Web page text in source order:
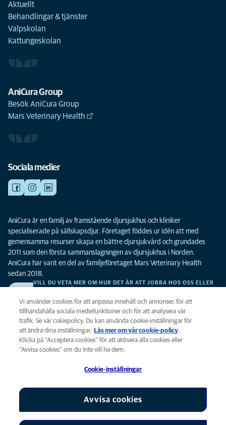
Aktuellt
Behandlingar & tjänster
Valpskolan
Kattungeskolan
AniCura Group
Besök AniCura Group
Mars Veterinary Health
Sociala medier
AniCura är en familj av framstående djursjukhus och kliniker
specialiserade på sällskapsdjur. Företaget föddes ur idén att med
gemensamma resurser skapa en bättre djursjukvård och grundades
2011 som den första sammanslagningen av djursjukhus i Norden.
AniCura har varit en del av familjeföretaget Mars Veterinary Health
sedan 2018.
VILL DU VETA MER OM HUR DET ÄR ATT JOBBA HOS OSS ELLER
Integritet
Legalt
Global Human Rights
AniCura är ett dotterbolag till Mars, Inc © 2026
Vi använder cookies för att anpassa innehåll och annonser, för att
tillhandahålla sociala mediefunktioner och för att analysera vår
trafik. Se vår cokiepolicy. Du kan använda cookie-inställningar för
att ändra dina inställningar.
Läs mer om vår cookie-policy(opens in a
new tab)
.
Klicka på ”Acceptera cookies” för att aktivera alla cookies eller
”Avvisa cookies” om du inte vill ha dem.
Cookie-inställningar
Avvisa cookies